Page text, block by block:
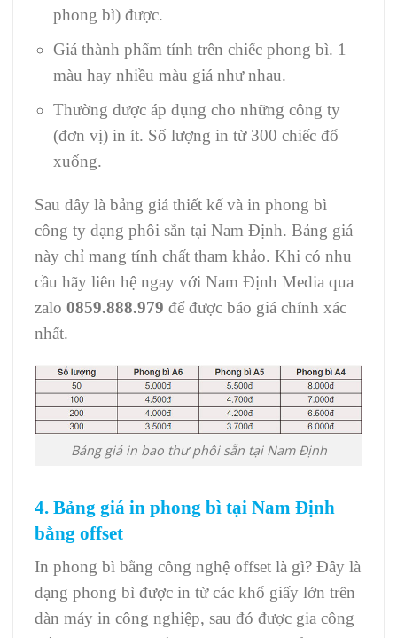
phong bì) được.
Giá thành phẩm tính trên chiếc phong bì. 1
màu hay nhiều màu giá như nhau.
Thường được áp dụng cho những công ty
(đơn vị) in ít. Số lượng in từ 300 chiếc đổ
xuống.
Sau đây là bảng giá thiết kế và in phong bì
công ty dạng phôi sẵn tại Nam Định. Bảng giá
này chỉ mang tính chất tham khảo. Khi có nhu
cầu hãy liên hệ ngay với Nam Định Media qua
zalo 0859.888.979 để được báo giá chính xác
nhất.
Bảng giá in bao thư phôi sẵn tại Nam Định
4. Bảng giá in phong bì tại Nam Định
bằng offset
In phong bì bằng công nghệ offset là gì? Đây là
dạng phong bì được in từ các khổ giấy lớn trên
dàn máy in công nghiệp, sau đó được gia công